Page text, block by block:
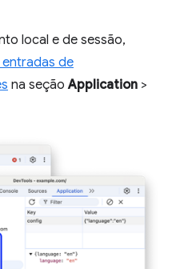
local e de sessão,
de
na seçãoApplication >